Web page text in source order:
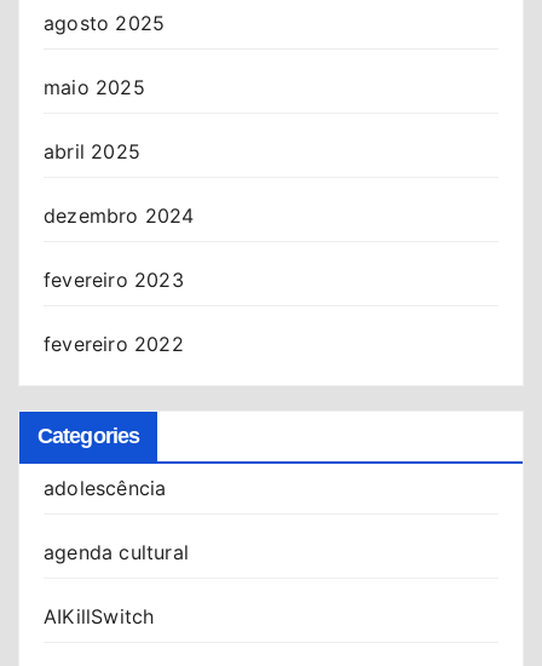
agosto 2025
maio 2025
abril 2025
dezembro 2024
fevereiro 2023
fevereiro 2022
Categories
adolescência
agenda cultural
AIKillSwitch